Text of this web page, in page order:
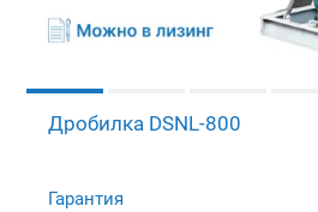
Дробилка DSNL-800
Гарантия